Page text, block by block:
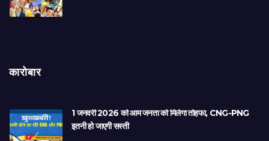
कारोबार
1 जनवरी 2026 को आम जनता को मिलेगा तोहफा, CNG-PNG
इतनी हो जाएगी सस्ती